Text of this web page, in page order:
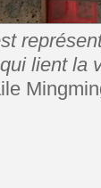
lient la